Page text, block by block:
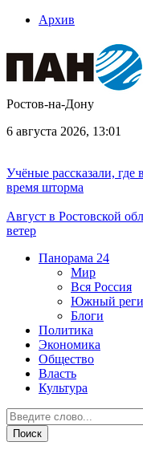
Архив
Ростов-на-Дону
6 августа 2026, 13:01
Учёные рассказали, где
время шторма
Август в Ростовской
ветер
Панорама 24
Мир
Вся Россия
Южный
Блоги
Политика
Экономика
Общество
Власть
Культура